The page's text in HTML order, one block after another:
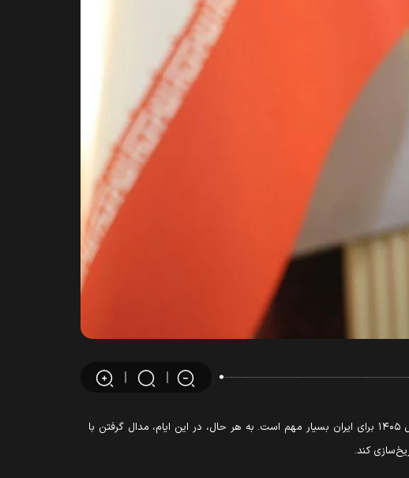
پس از برگزاری مجمع انتخاباتی فدراسیون کبدی در جمع خبرنگاران، اظهار داشت: رویدادهای سال ۱۴۰۵ برای ایران بسیار مهم است. به هر حال، در این ایام، مدال گرفتن با
کند.